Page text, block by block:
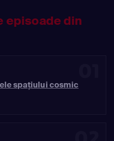
episoade din
spaţiului cosmic